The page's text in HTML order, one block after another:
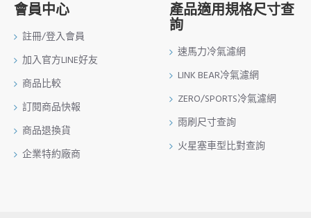
會員中心
註冊/登入會員
加入官方LINE好友
商品比較
訂閱商品快報
商品退換貨
企業特約廠商
產品適用規格尺寸查
詢
速馬力冷氣濾網
LINK BEAR冷氣濾網
ZERO/SPORTS冷氣濾網
雨刷尺寸查詢
火星塞車型比對查詢